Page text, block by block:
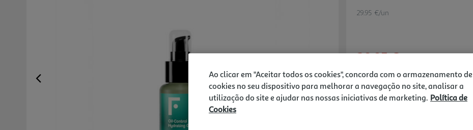
Previous Next
29.95 €/un
29,95 €
Notas de preparação
Ao clicar em "Aceitar todos os cookies", concorda com o armazenamento de
cookies no seu dispositivo para melhorar a navegação no site, analisar a
utilização do site e ajudar nas nossas iniciativas de marketing. Política de
Cookies